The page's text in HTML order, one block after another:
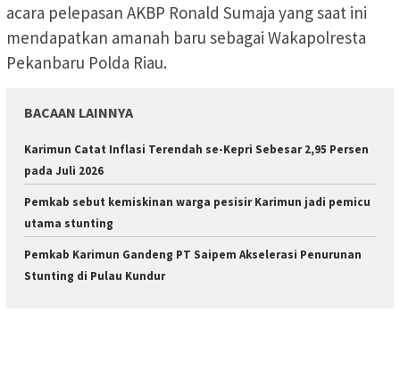
acara pelepasan AKBP Ronald Sumaja yang saat ini
mendapatkan amanah baru sebagai Wakapolresta
Pekanbaru Polda Riau.
BACAAN LAINNYA
Karimun Catat Inflasi Terendah se-Kepri Sebesar 2,95 Persen
pada Juli 2026
Pemkab sebut kemiskinan warga pesisir Karimun jadi pemicu
utama stunting
Pemkab Karimun Gandeng PT Saipem Akselerasi Penurunan
Stunting di Pulau Kundur